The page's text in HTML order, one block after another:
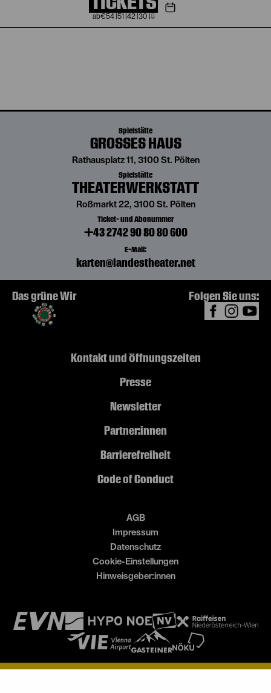
€54 51 42 30 |8
Spielstätte
GROSSES HAUS
Rathausplatz 11, 3100 St. Pölten
Spielstätte
THEATERWERKSTATT
Roßmarkt 22, 3100 St. Pölten
Ticket- und Abonummer
+43 2742 90 80 80 600
E-Mail:
karten@landestheater.net
Das grüne Wir Folgen Sie uns:
Kontakt und Öffnungszeiten
Presse
Newsletter
Partner:innen
Barrierefreiheit
Code of Conduct
AGB
Impressum
Datenschutz
Cookie-Einstellungen
Hinweisgeber:innen